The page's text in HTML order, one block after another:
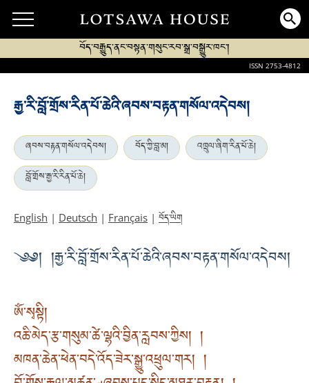
བོད་བརྒྱུད་ནང་བསྟན་གསུང་རབ་སྒྲ་བསྒྱུར་ཁང་།
ISSN 2753-4812
རྒྱ་རི་བློ་གྲོས་རིན་པོ་ཆེའི་ཞབས་བརྟན་གསོལ་འདེབས།
ཞབས་བརྟན་གསོལ་འདེབས། བོད་ཀྱི་བླ་མ།
འཁྲུལ་ཞིག་རིན་པོ་ཆེ།
བློ་གྲོས་རྒྱ་རི་རིན་པོ་ཆེ།
English | Deutsch | Français | བོད་ཡིག
༄༅། །རྒྱ་རི་བློ་གྲོས་རིན་པོ་ཆེའི་ཞབས་བརྟན་གསོལ་འདེབས།
ཨོཾ་སྭསྟི།
འཆི་མེད་རྩ་གསུམ་ཚེ་ལྷའི་བྱིན་རླབས་ཀྱིས། །
མཁན་ཆེན་ཕེན་བདེ་འོད་ཟེར་སྒྱུ་འཕྲུལ་གར། །